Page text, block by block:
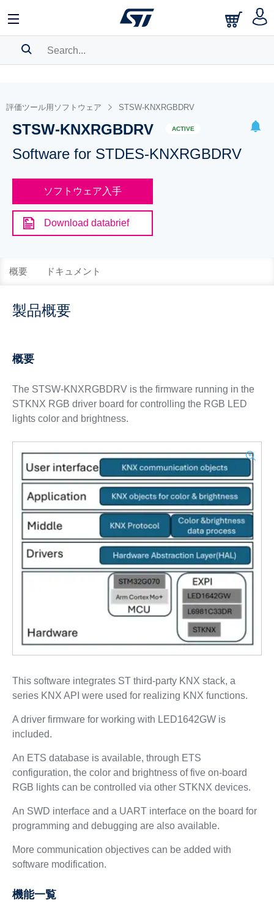
BOOKMARK
Pleaselog into show your saved searches.
評価ツール用ソフトウェア STSW-KNXRGBDRV
STSW-KNXRGBDRV ACTIVE
Software for STDES-KNXRGBDRV
ソフトウェア入手
Download databrief
概要 ドキュメント
製品概要
概要
The STSW-KNXRGBDRV is the firmware running in the
STKNX RGB driver board for controlling the RGB LED
lights color and brightness.
This software integrates ST third-party KNX stack, a
series KNX API were used for realizing KNX functions.
A driver firmware for working with LED1642GW is
included.
An ETS database is available, through ETS
configuration, the color and brightness of five on-board
RGB lights can be controlled via other STKNX devices.
An SWD interface and a UART interface on the board for
programming and debugging are also available.
More communication objectives can be added with
software modification.
機能一覧